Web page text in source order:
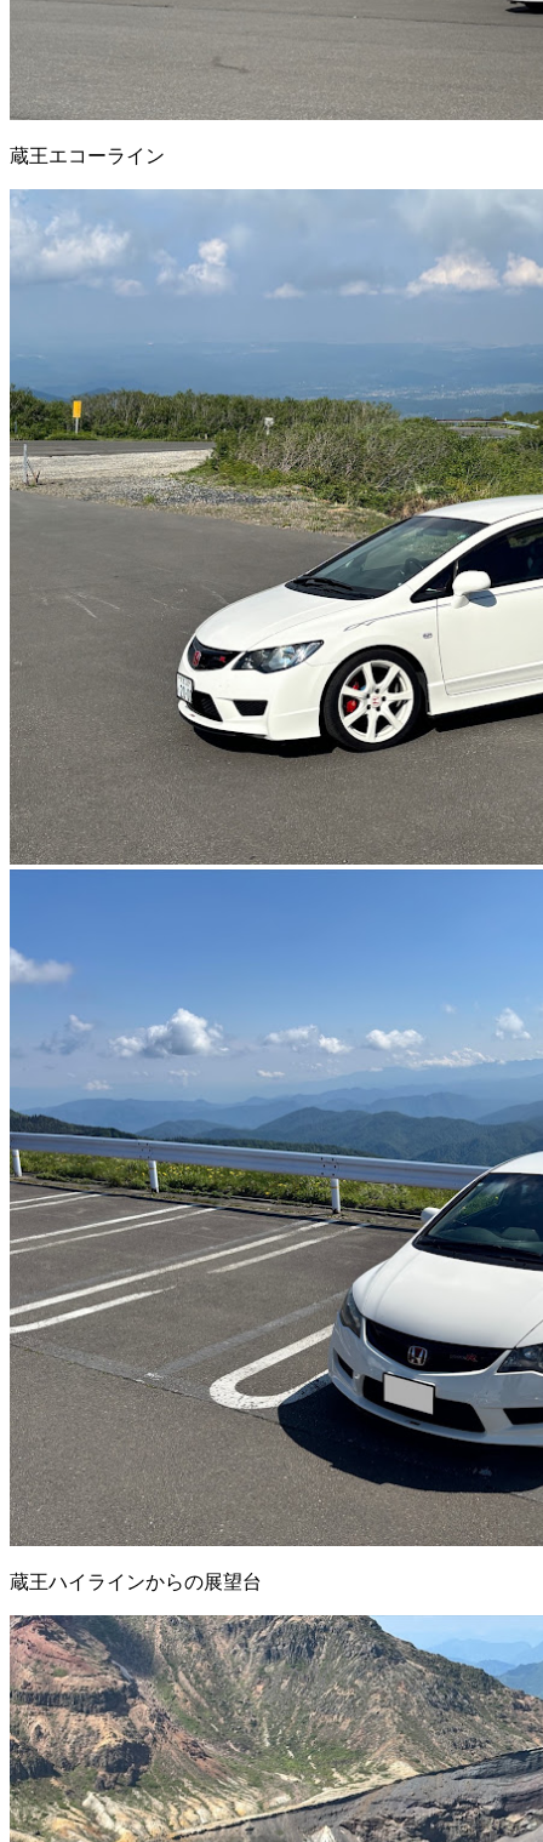
蔵王エコーライン
蔵王ハイラインからの展望台